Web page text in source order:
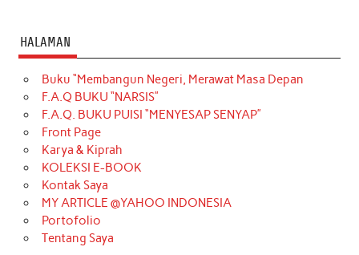
c
e
b
o
o
k
t
a
g
r
a
m
T
o
k
t
e
r
k
e
d
t
t
e
T
u
b
HALAMAN
Buku “Membangun Negeri, Merawat Masa Depan
F.A.Q BUKU “NARSIS”
F.A.Q. BUKU PUISI “MENYESAP SENYAP”
Front Page
Karya & Kiprah
KOLEKSI E-BOOK
Kontak Saya
MY ARTICLE @YAHOO INDONESIA
Portofolio
Tentang Saya